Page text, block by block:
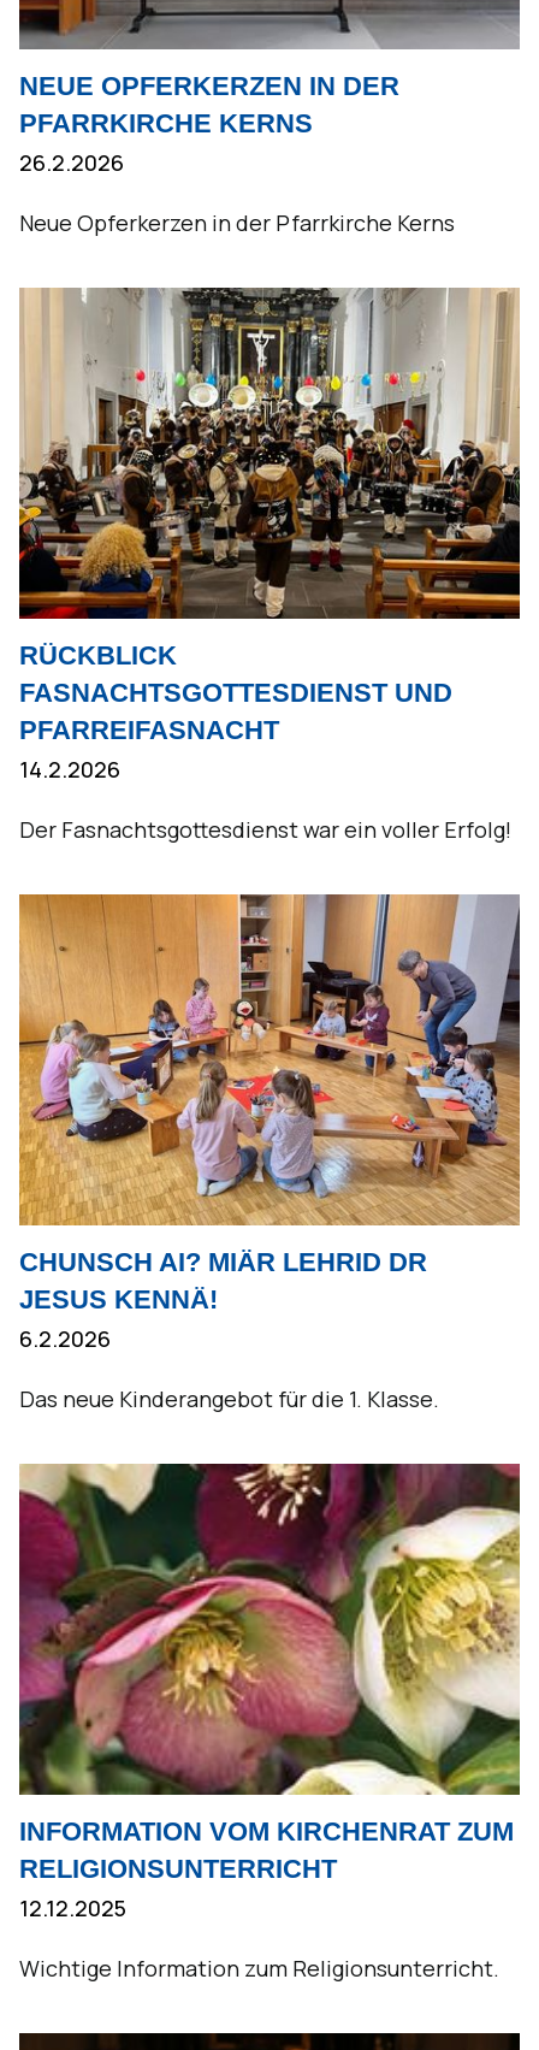
NEUE OPFERKERZEN IN DER
PFARRKIRCHE KERNS
26.2.2026
Neue Opferkerzen in der Pfarrkirche Kerns
RÜCKBLICK
FASNACHTSGOTTESDIENST UND
PFARREIFASNACHT
14.2.2026
Der Fasnachtsgottesdienst war ein voller Erfolg!
CHUNSCH AI? MIÄR LEHRID DR
JESUS KENNÄ!
6.2.2026
Das neue Kinderangebot für die 1. Klasse.
INFORMATION VOM KIRCHENRAT ZUM
RELIGIONSUNTERRICHT
12.12.2025
Wichtige Information zum Religionsunterricht.